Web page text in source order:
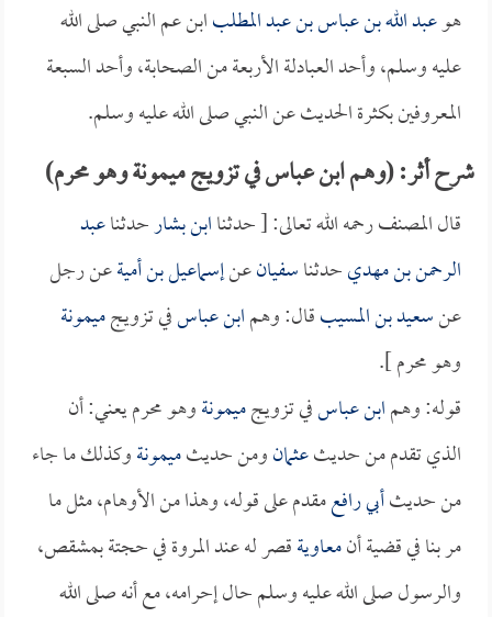
هوعبد الله بن عباس بن عبد المطلبابن عم النبي صلى الله
عليه وسلم، وأحد العبادلة الأربعة من الصحابة، وأحد السبعة
المعروفين بكثرة الحديث عن النبي صلى الله عليه وسلم.
شرح أثر: (وهم ابن عباس في تزويج ميمونة وهو محرم)
قال المصنف رحمه الله تعالى: [ حدثناابن بشارحدثناعبد
الرحمن بن مهديحدثناسفيانعنإسماعيل بن أميةعن رجل
عنسعيد بن المسيبقال: وهمابن عباسفي تزويجميمونة
وهو محرم ].
قوله: وهمابن عباسفي تزويجميمونةوهو محرم يعني: أن
الذي تقدم من حديثعثمانومن حديثميمونةوكذلك ما جاء
من حديثأبي رافعمقدم على قوله، وهذا من الأوهام، مثل ما
مر بنا في قضية أنمعاويةقصر له عند المروة في حجتة بمشقص،
والرسول صلى الله عليه وسلم حال إحرامه، مع أنه صلى الله